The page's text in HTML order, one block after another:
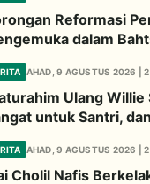
Reformasi
dalam
AHAD, 9 AGUSTUS 2026 |
Ulang Willie
untuk Santri,
AHAD, 9 AGUSTUS 2026 |
Cholil Nafis